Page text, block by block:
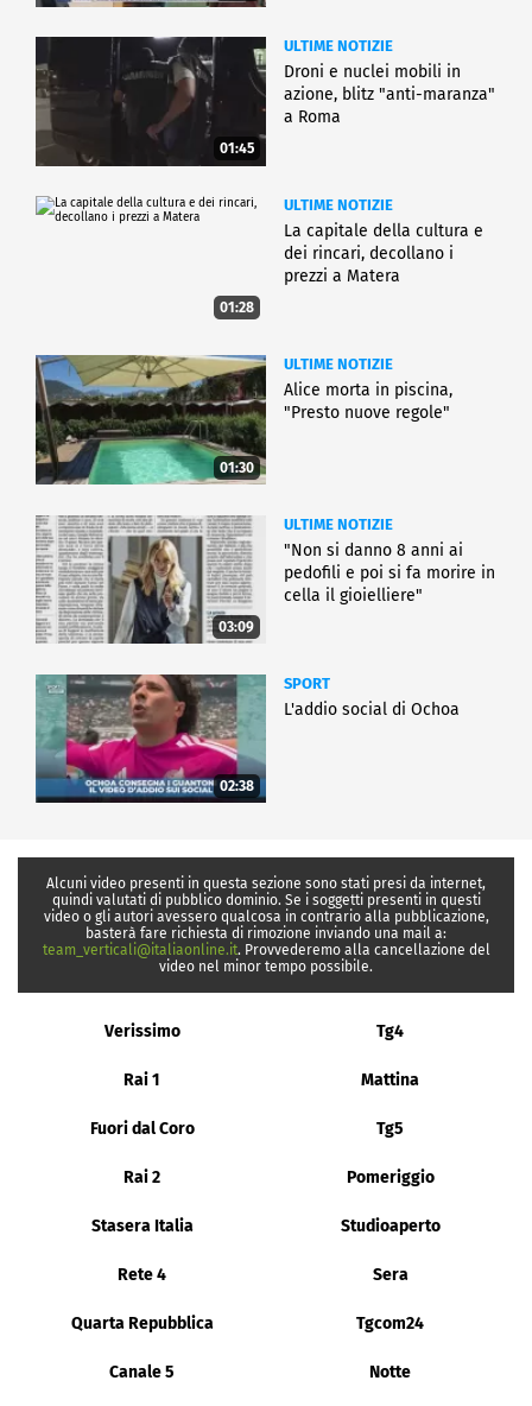
01:45
ULTIME NOTIZIE
Droni e nuclei mobili in
azione, blitz "anti-maranza"
a Roma
01:28
ULTIME NOTIZIE
La capitale della cultura e
dei rincari, decollano i
prezzi a Matera
01:30
ULTIME NOTIZIE
Alice morta in piscina,
"Presto nuove regole"
03:09
ULTIME NOTIZIE
"Non si danno 8 anni ai
pedofili e poi si fa morire in
cella il gioielliere"
02:38
SPORT
L'addio social di Ochoa
Alcuni video presenti in questa sezione sono stati presi da internet,
quindi valutati di pubblico dominio. Se i soggetti presenti in questi
video o gli autori avessero qualcosa in contrario alla pubblicazione,
basterà fare richiesta di rimozione inviando una mail a:
team_verticali@italiaonline.it. Provvederemo alla cancellazione del
video nel minor tempo possibile.
Verissimo Tg4
Rai 1 Mattina
Fuori dal Coro Tg5
Rai 2 Pomeriggio
Stasera Italia Studioaperto
Rete 4 Sera
Quarta Repubblica Tgcom24
Canale 5 Notte